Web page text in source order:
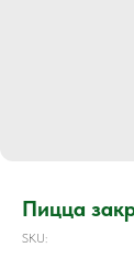
Пицца
SKU: